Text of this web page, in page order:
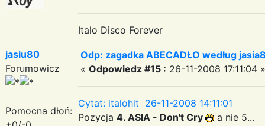
Italo Disco Forever
jasiu80
Forumowicz
Pomocna dłoń:
Odp: zagadka ABECADŁO według
« Odpowiedz #15 : 26-11-2008 17:11:04 »
Cytat: italohit 26-11-2008 14:11:01
Pozycja 4. ASIA - Don't Cry a nie 5...